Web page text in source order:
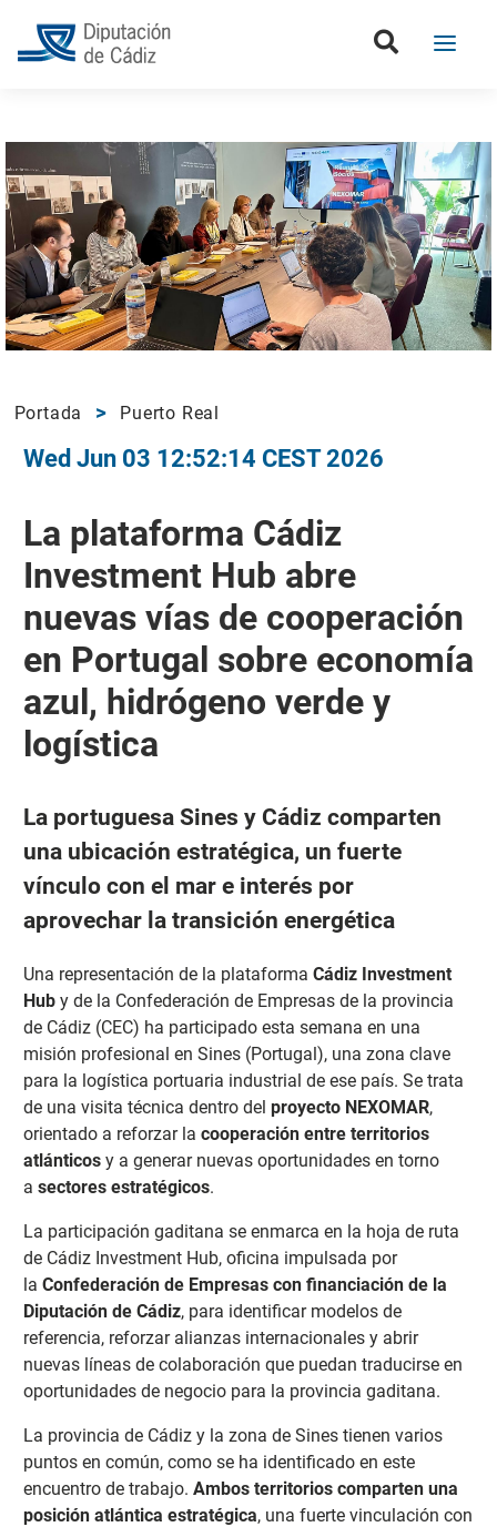
Portada Puerto Real
Wed Jun 03 12:52:14 CEST 2026
La plataforma Cádiz
Investment Hub abre
nuevas vías de cooperación
en Portugal sobre economía
azul, hidrógeno verde y
logística
La portuguesa Sines y Cádiz comparten
una ubicación estratégica, un fuerte
vínculo con el mar e interés por
aprovechar la transición energética
Una representación de la plataforma Cádiz Investment
Huby de la Confederación de Empresas de la provincia
de Cádiz (CEC) ha participado esta semana en una
misión profesional en Sines (Portugal), una zona clave
para la logística portuaria industrial de ese país. Se trata
de una visita técnica dentro del proyecto NEXOMAR,
orientado a reforzar la cooperación entre territorios
atlánticosy a generar nuevas oportunidades en torno
a sectores estratégicos.
La participación gaditana se enmarca en la hoja de ruta
de Cádiz Investment Hub, oficina impulsada por
la Confederación de Empresas con financiación de la
Diputación de Cádiz, para identificar modelos de
referencia, reforzar alianzas internacionales y abrir
nuevas líneas de colaboración que puedan traducirse en
oportunidades de negocio para la provincia gaditana.
La provincia de Cádiz y la zona de Sines tienen varios
puntos en común, como se ha identificado en este
encuentro de trabajo. Ambos territorios comparten una
posición atlántica estratégica, una fuerte vinculación con